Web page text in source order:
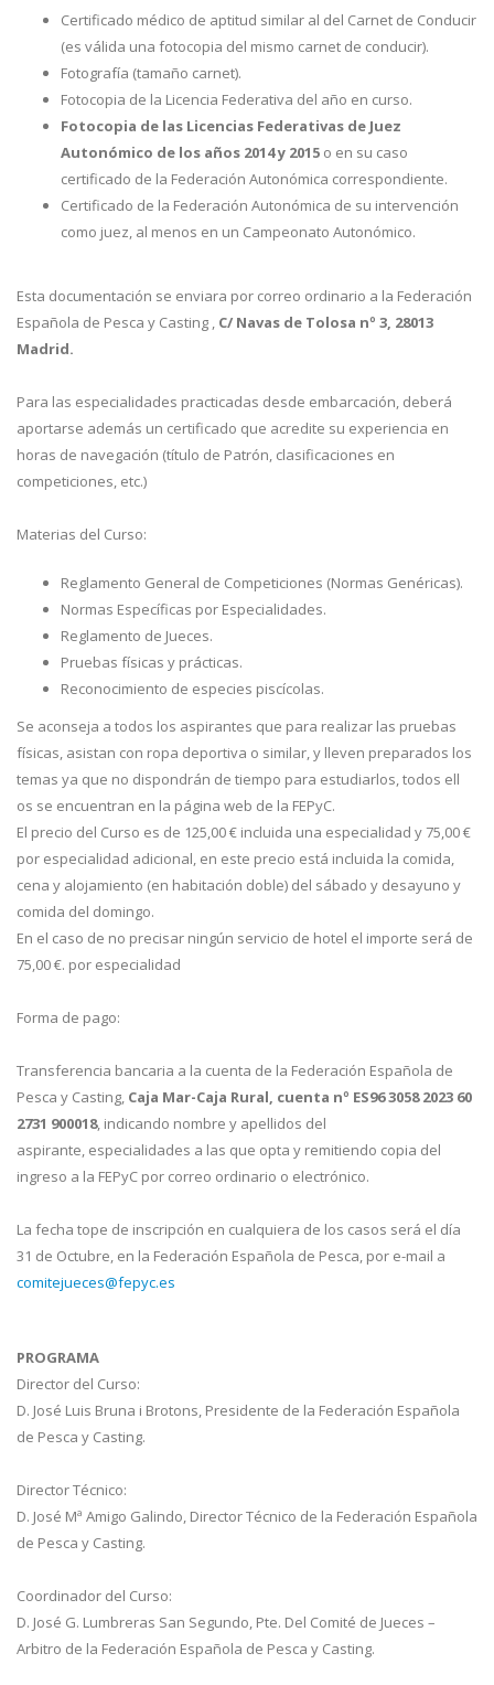
Certificado médico de aptitud similar al del Carnet de Conducir
(es válida una fotocopia del mismo carnet de conducir).
Fotografía (tamaño carnet).
Fotocopia de la Licencia Federativa del año en curso.
Fotocopia de las Licencias Federativas de Juez
Autonómico de los años 2014 y 2015 o en su caso
certificado de la Federación Autonómica correspondiente.
Certificado de la Federación Autonómica de su intervención
como juez, al menos en un Campeonato Autonómico.
Esta documentación se enviara por correo ordinario a la Federación
Española de Pesca y Casting , C/ Navas de Tolosa nº 3, 28013
Madrid.
Para las especialidades practicadas desde embarcación, deberá
aportarse además un certificado que acredite su experiencia en
horas de navegación (título de Patrón, clasificaciones en
competiciones, etc.)
Materias del Curso:
Reglamento General de Competiciones (Normas Genéricas).
Normas Específicas por Especialidades.
Reglamento de Jueces.
Pruebas físicas y prácticas.
Reconocimiento de especies piscícolas.
Se aconseja a todos los aspirantes que para realizar las pruebas
físicas, asistan con ropa deportiva o similar, y lleven preparados los
temas ya que no dispondrán de tiempo para estudiarlos, todos ell
os se encuentran en la página web de la FEPyC.
El precio del Curso es de 125,00 € incluida una especialidad y 75,00 €
por especialidad adicional, en este precio está incluida la comida,
cena y alojamiento (en habitación doble) del sábado y desayuno y
comida del domingo.
En el caso de no precisar ningún servicio de hotel el importe será de
75,00 €. por especialidad
Forma de pago:
Transferencia bancaria a la cuenta de la Federación Española de
Pesca y Casting, Caja Mar-Caja Rural, cuenta nº ES96 3058 2023 60
2731 900018, indicando nombre y apellidos del
aspirante, especialidades a las que opta y remitiendo copia del
ingreso a la FEPyC por correo ordinario o electrónico.
La fecha tope de inscripción en cualquiera de los casos será el día
31 de Octubre, en la Federación Española de Pesca, por e-mail a
comitejueces@fepyc.es
PROGRAMA
Director del Curso:
D. José Luis Bruna i Brotons, Presidente de la Federación Española
de Pesca y Casting.
Director Técnico:
D. José Mª Amigo Galindo, Director Técnico de la Federación Española
de Pesca y Casting.
Coordinador del Curso:
D. José G. Lumbreras San Segundo, Pte. Del Comité de Jueces –
Arbitro de la Federación Española de Pesca y Casting.